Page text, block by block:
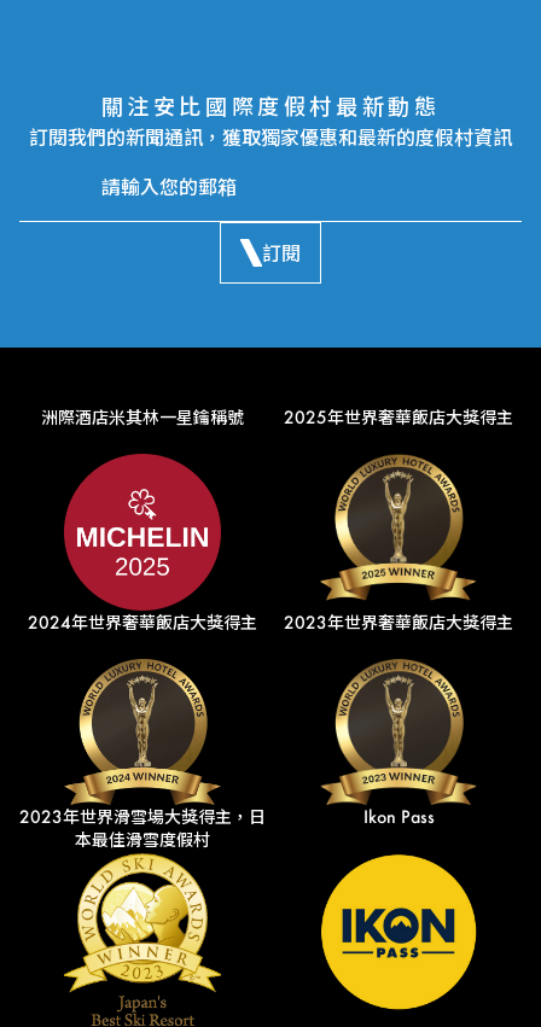
關注安比國際度假村最新動態
訂閱我們的新聞通訊，獲取獨家優惠和最新的度假村資訊
訂閱
洲際酒店米其林一星鑰稱號 2025年世界奢華飯店大獎得主
2024年世界奢華飯店大獎得主 2023年世界奢華飯店大獎得主
2023年世界滑雪場大獎得主，日
本最佳滑雪度假村
Ikon Pass